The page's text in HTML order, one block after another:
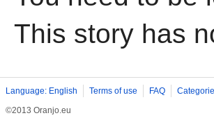
This story has
Language: English Terms of use FAQ
©2013 Oranjo.eu